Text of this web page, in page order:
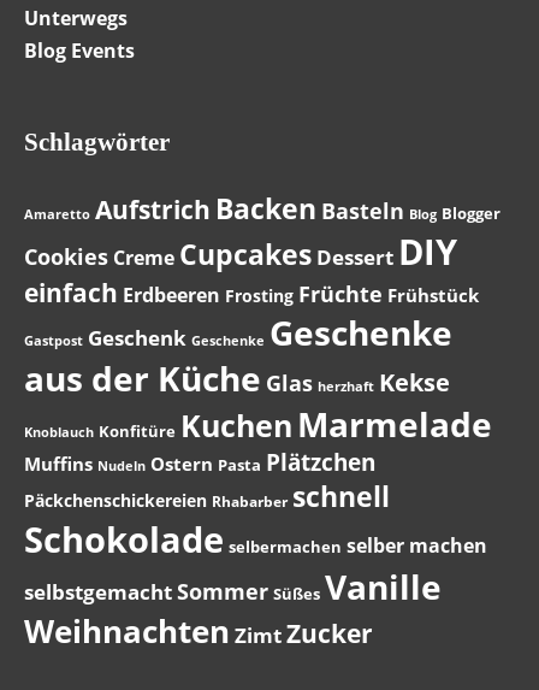
Unterwegs
Blog Events
Schlagwörter
Amaretto Aufstrich Backen Basteln Blog Blogger
Cookies Creme Cupcakes Dessert DIY
einfach Erdbeeren Frosting Früchte Frühstück
Gastpost Geschenk Geschenke Geschenke
aus der Küche Glas herzhaft Kekse
Knoblauch Konfitüre Kuchen Marmelade
Muffins Nudeln Ostern Pasta Plätzchen
Päckchenschickereien Rhabarber schnell
Schokolade selbermachen selber machen
selbstgemachtSommer Süßes Vanille
Weihnachten ZimtZucker